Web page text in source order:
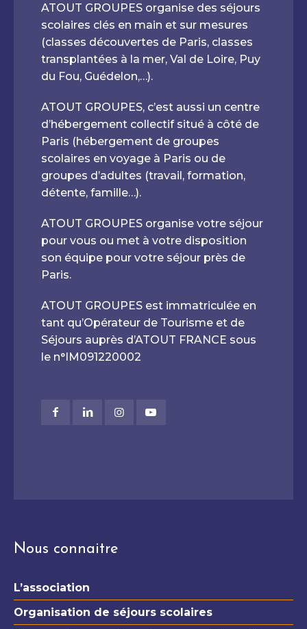
ATOUT GROUPES organise des séjours
scolaires clés en main et sur mesures
(classes découvertes de Paris, classes
transplantées à la mer, Val de Loire, Puy
du Fou, Guédelon,…).
ATOUT GROUPES, c’est aussi un centre
d’hébergement collectif situé à côté de
Paris (hébergement de groupes
scolaires en voyage à Paris ou de
groupes d’adultes (travail, formation,
détente, famille…).
ATOUT GROUPES organise votre séjour
pour vous ou met à votre disposition
son équipe pour votre séjour près de
Paris.
ATOUT GROUPES est immatriculée en
tant qu’Opérateur de Tourisme et de
Séjours auprès d’ATOUT FRANCE sous
le n°IM091220002
Nous connaitre
L’association
Organisation de séjours scolaires